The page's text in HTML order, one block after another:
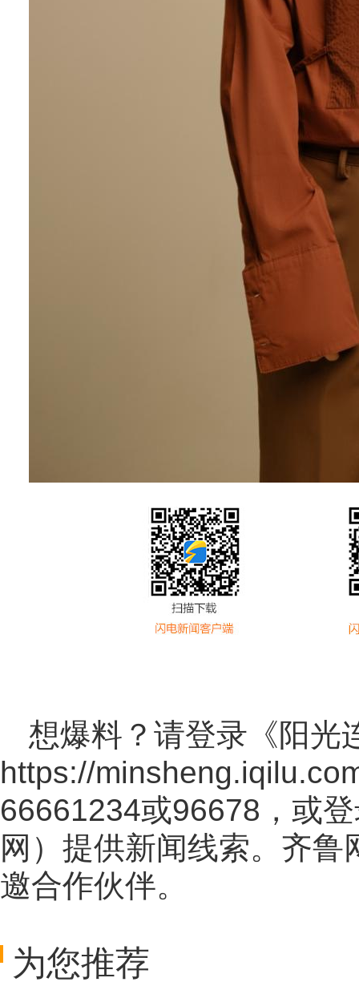
想爆料？请登录《阳光
https://
66661234或96678，或
网 ）提供新闻线索。齐鲁
邀合作伙伴。
为您推荐